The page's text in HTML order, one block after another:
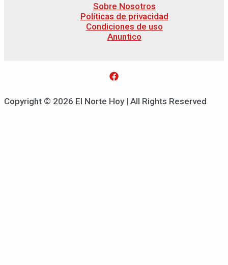
Sobre Nosotros
Políticas de privacidad
Condiciones de uso
Anuntico
Copyright © 2026 El Norte Hoy | All Rights Reserved